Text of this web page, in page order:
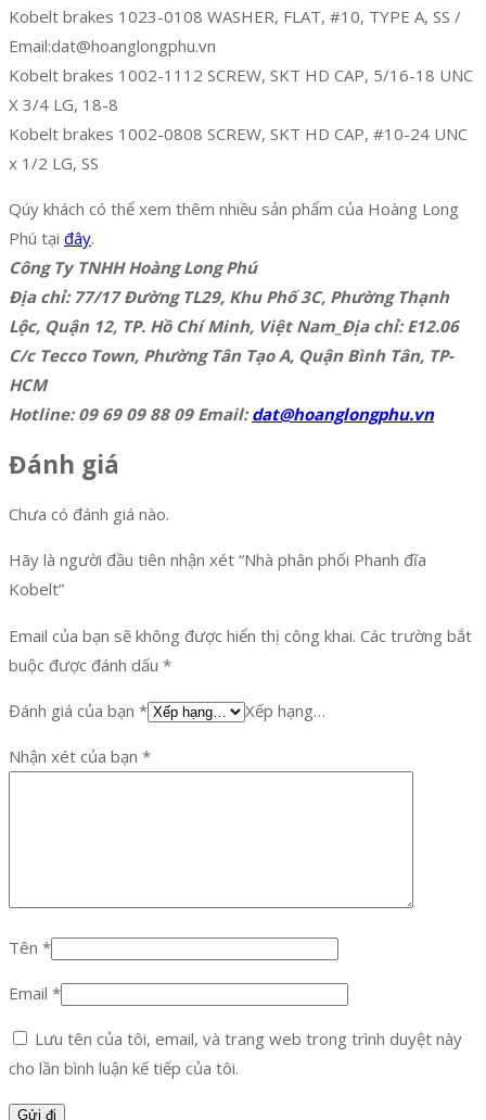
Kobelt brakes 1023-0108 WASHER, FLAT, #10, TYPE A, SS /
Email:dat@hoanglongphu.vn
Kobelt brakes 1002-1112 SCREW, SKT HD CAP, 5/16-18 UNC
X 3/4 LG, 18-8
Kobelt brakes 1002-0808 SCREW, SKT HD CAP, #10-24 UNC
x 1/2 LG, SS
Qúy khách có thể xem thêm nhiều sản phẩm của Hoàng Long
Phú tại đây.
Công Ty TNHH Hoàng Long Phú
Địa chỉ: 77/17 Đường TL29, Khu Phố 3C, Phường Thạnh
Lộc, Quận 12, TP. Hồ Chí Minh, Việt Nam_Địa chỉ: E12.06
C/c Tecco Town, Phường Tân Tạo A, Quận Bình Tân, TP-
HCM
Hotline: 09 69 09 88 09 Email:dat@hoanglongphu.vn
Đánh giá
Chưa có đánh giá nào.
Hãy là người đầu tiên nhận xét “Nhà phân phối Phanh đĩa
Kobelt”
Email của bạn sẽ không được hiển thị công khai. Các trường bắt
buộc được đánh dấu *
Đánh giá của bạn * Xếp hạng…
Nhận xét của bạn *
Tên *
Email *
Lưu tên của tôi, email, và trang web trong trình duyệt này
cho lần bình luận kế tiếp của tôi.